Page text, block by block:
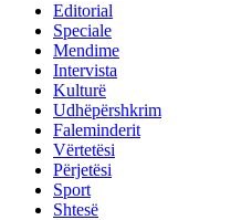
Editorial
Speciale
Mendime
Intervista
Kulturë
Udhëpërshkrim
Faleminderit
Vërtetësi
Përjetësi
Sport
Shtesë